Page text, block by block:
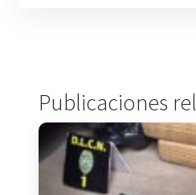
Publicaciones